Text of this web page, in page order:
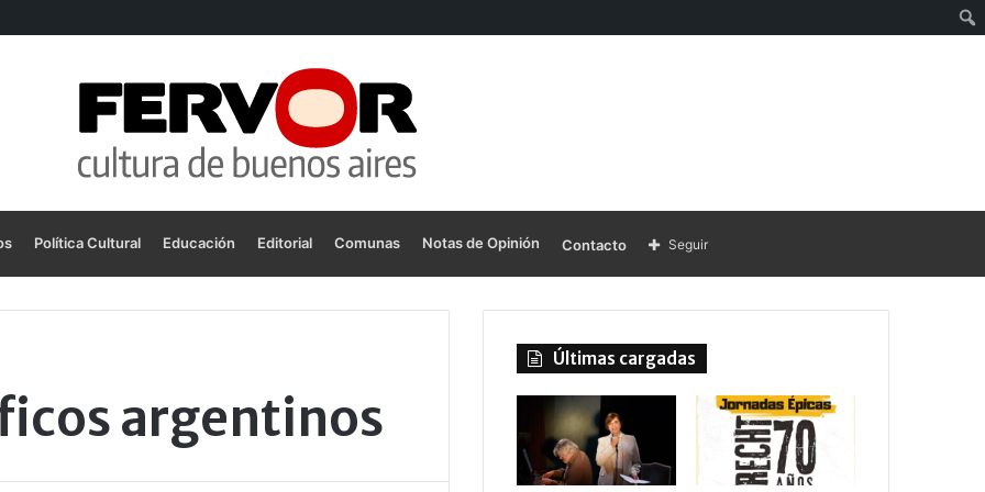
Política Cultural Educación Editorial Comunas Notas de Opinión Contacto Seguir
argentinos
Últimas cargadas